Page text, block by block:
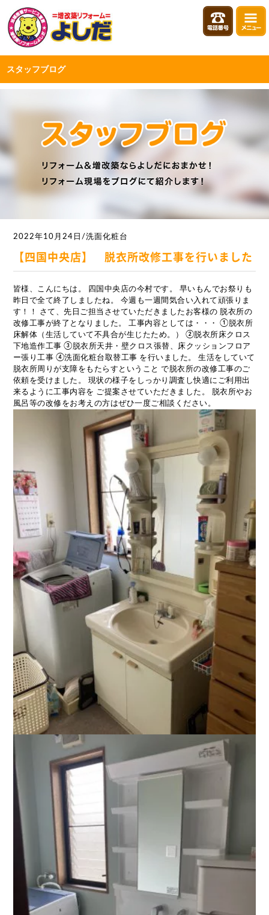
スタッフブログ
2022年10月24日/洗面化粧台
【四国中央店】 脱衣所改修工事を行いました
皆様、こんにちは。 四国中央店の今村です。 早いもんでお祭りも
昨日で全て終了しましたね。 今週も一週間気合い入れて頑張りま
す！！ さて、先日ご担当させていただきましたお客様の 脱衣所の
改修工事が終了となりました。 工事内容としては・・・ ①脱衣所
床解体（生活していて不具合が生じたため。） ②脱衣所床クロス
下地造作工事 ③脱衣所天井・壁クロス張替、床クッションフロア
ー張り工事 ④洗面化粧台取替工事 を行いました。 生活をしていて
脱衣所周りが支障をもたらすということ で脱衣所の改修工事のご
依頼を受けました。 現状の様子をしっかり調査し快適にご利用出
来るように工事内容を ご提案させていただきました。 脱衣所やお
風呂等の改修をお考えの方はぜひ一度ご相談ください。